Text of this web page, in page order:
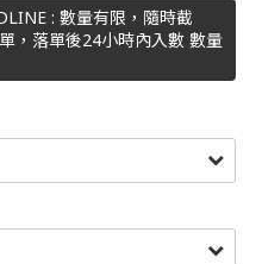
: 數量有限，隨時截
，落單後24小時內入數 數量